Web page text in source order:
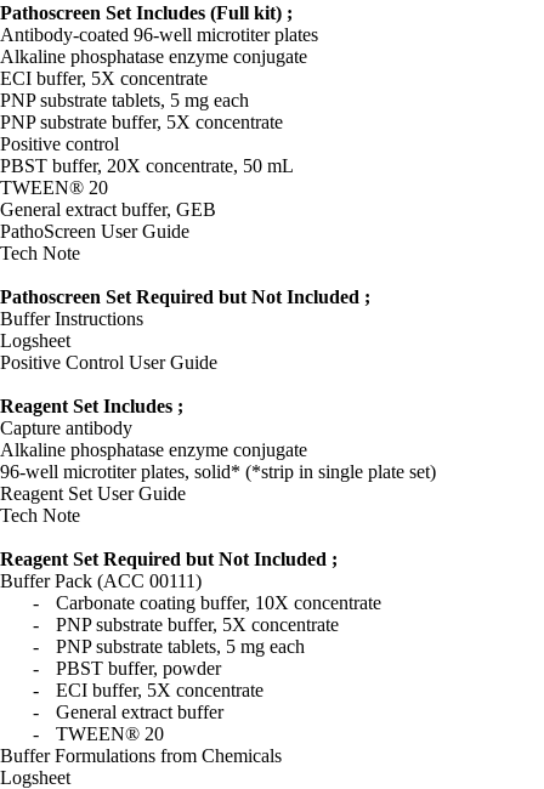
Pathoscreen Set Includes (Full kit) ;
Antibody-coated 96-well microtiter plates
Alkaline phosphatase enzyme conjugate
ECI buffer, 5X concentrate
PNP substrate tablets, 5 mg each
PNP substrate buffer, 5X concentrate
Positive control
PBST buffer, 20X concentrate, 50 mL
TWEEN® 20
General extract buffer, GEB
PathoScreen User Guide
Tech Note
Pathoscreen Set Required but Not Included ;
Buffer Instructions
Logsheet
Positive Control User Guide
Reagent Set Includes ;
Capture antibody
Alkaline phosphatase enzyme conjugate
96-well microtiter plates, solid* (*strip in single plate set)
Reagent Set User Guide
Tech Note
Reagent Set Required but Not Included ;
Buffer Pack (ACC 00111)
-
Carbonate coating buffer, 10X concentrate
-
PNP substrate buffer, 5X concentrate
-
PNP substrate tablets, 5 mg each
-
PBST buffer, powder
-
ECI buffer, 5X concentrate
-
General extract buffer
-
TWEEN® 20
Buffer Formulations from Chemicals
Logsheet